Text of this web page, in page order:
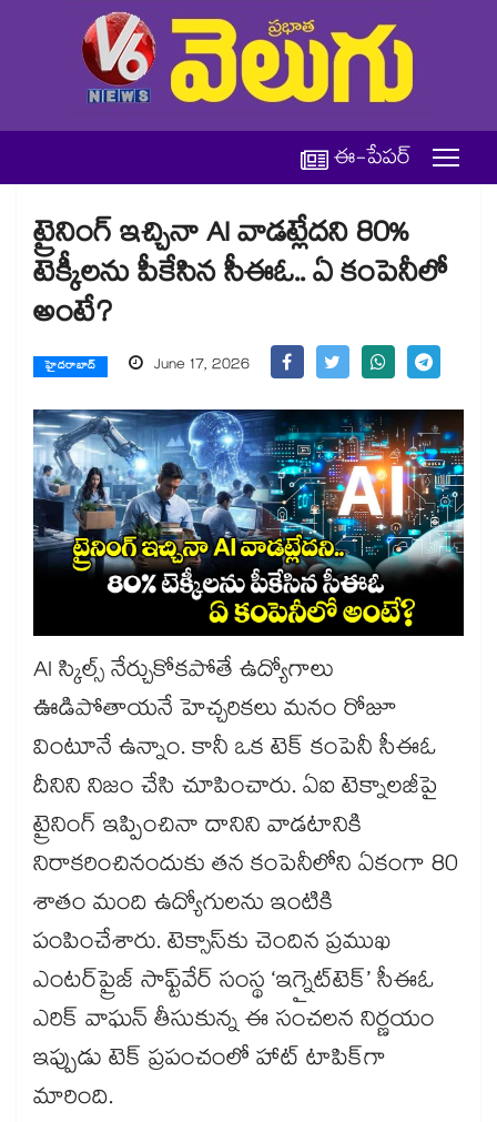
ఈ-పేపర్
ట్రైనింగ్ ఇచ్చినా AI వాడట్లేదని 80%
టెక్కీలను పీకేసిన సీఈఓ.. ఏ కంపెనీలో
అంటే?
హైదరాబాద్ June 17, 2026
AI స్కిల్స్ నేర్చుకోకపోతే ఉద్యోగాలు
ఊడిపోతాయనే హెచ్చరికలు మనం రోజూ
వింటూనే ఉన్నాం. కానీ ఒక టెక్ కంపెనీ సీఈఓ
దీనిని నిజం చేసి చూపించారు. ఏఐ టెక్నాలజీపై
ట్రైనింగ్ ఇప్పించినా దానిని వాడటానికి
నిరాకరించినందుకు తన కంపెనీలోని ఏకంగా 80
శాతం మంది ఉద్యోగులను ఇంటికి
పంపించేశారు. టెక్సాస్‌కు చెందిన ప్రముఖ
ఎంటర్‌ప్రైజ్ సాఫ్ట్‌వేర్ సంస్థ ‘ఇగ్నైట్‌టెక్’ సీఈఓ
ఎరిక్ వాఘన్ తీసుకున్న ఈ సంచలన నిర్ణయం
ఇప్పుడు టెక్ ప్రపంచంలో హాట్ టాపిక్‌గా
మారింది.